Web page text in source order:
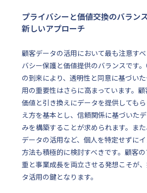
プライバシーと価値交換のバラン
新しいアプローチ
顧客データの活用において最も注意す
バシー保護と価値提供のバランスです
の到来により、透明性と同意に基づい
用の重要性はさらに高まっています。
価値と引き換えにデータを提供しても
え方を基本とし、信頼関係に基づいた
みを構築することが求められます。ま
データの活用など、個人を特定せずに
方法も積極的に検討すべきです。顧客
重と事業成長を両立させる発想こそが
タ活用の鍵となります。